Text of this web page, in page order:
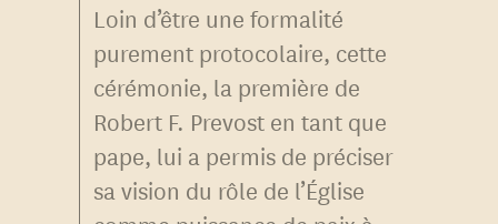
Loin d’être une formalité
purement protocolaire, cette
cérémonie, la première de
Robert F. Prevost en tant que
pape, lui a permis de préciser
sa vision du rôle de l’Église